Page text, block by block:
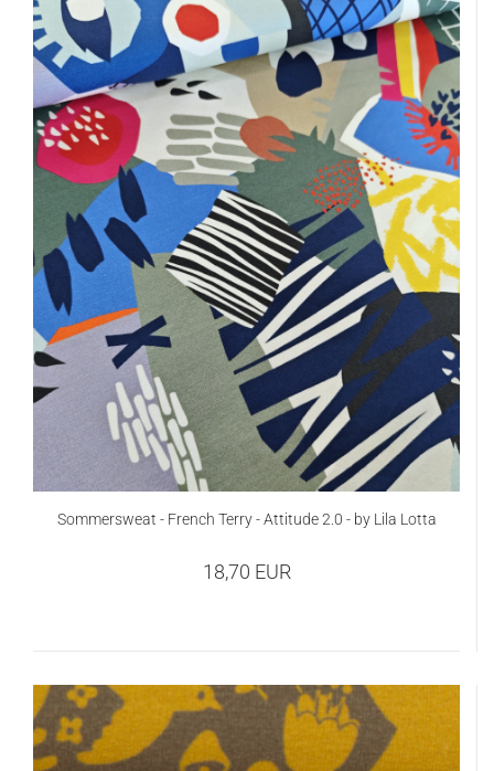
Sommersweat - French Terry - Attitude 2.0 - by Lila Lotta
18,70 EUR